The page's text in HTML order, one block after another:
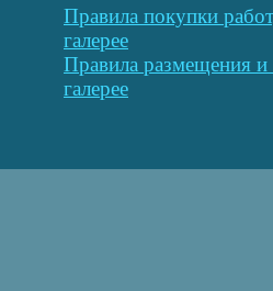
Правила покупки
галерее
Правила размещения
галерее